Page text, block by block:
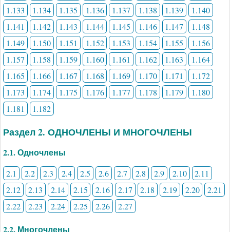
1.133
1.134 1.135 1.136 1.137 1.138 1.139
1.140
1.141
1.142 1.143 1.144 1.145 1.146 1.147
1.148
1.149
1.150 1.151 1.152 1.153 1.154 1.155
1.156
1.157
1.158 1.159 1.160 1.161 1.162 1.163
1.164
1.165
1.166 1.167 1.168 1.169 1.170 1.171
1.172
1.173
1.174 1.175 1.176 1.177 1.178 1.179
1.180
1.181
1.182
Раздел 2. ОДНОЧЛЕНЫ И МНОГОЧЛЕНЫ
2.1. Одночлены
2.1 2.2 2.3 2.4 2.5 2.6 2.7 2.8 2.9 2.10
2.11
2.12
2.13 2.14 2.15 2.16 2.17 2.18 2.19 2.20
2.21
2.22
2.23 2.24 2.25 2.26 2.27
2.2. Многочлены